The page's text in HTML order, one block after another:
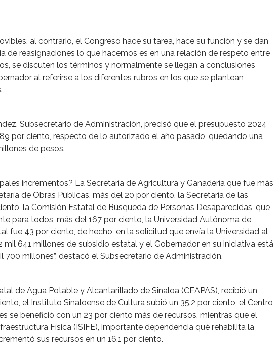
al contrario, el Congreso hace su tarea, hace su función y se dan
de reasignaciones lo que hacemos es en una relación de respeto entre
se discuten los términos y normalmente se llegan a conclusiones
al referirse a los diferentes rubros en los que se plantean
Subsecretario de Administración, precisó que el presupuesto 2024
por ciento, respecto de lo autorizado el año pasado, quedando una
de pesos.
incrementos? La Secretaría de Agricultura y Ganadería que fue más
de Obras Públicas, más del 20 por ciento, la Secretaría de las
la Comisión Estatal de Búsqueda de Personas Desaparecidas, que
para todos, más del 167 por ciento, la Universidad Autónoma de
fue 43 por ciento, de hecho, en la solicitud que envía la Universidad al
mil 641 millones de subsidio estatal y el Gobernador en su iniciativa está
700 millones”, destacó el Subsecretario de Administración.
de Agua Potable y Alcantarillado de Sinaloa (CEAPAS), recibió un
el Instituto Sinaloense de Cultura subió un 35.2 por ciento, el Centro
se benefició con un 23 por ciento más de recursos, mientras que el
Física (ISIFE), importante dependencia qué rehabilita la
sus recursos en un 16.1 por ciento.